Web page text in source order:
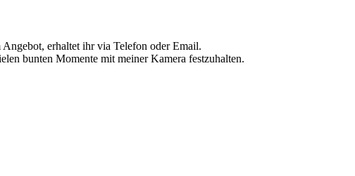
erhaltet ihr via Telefon oder Email.
bunten Momente mit meiner Kamera festzuhalten.